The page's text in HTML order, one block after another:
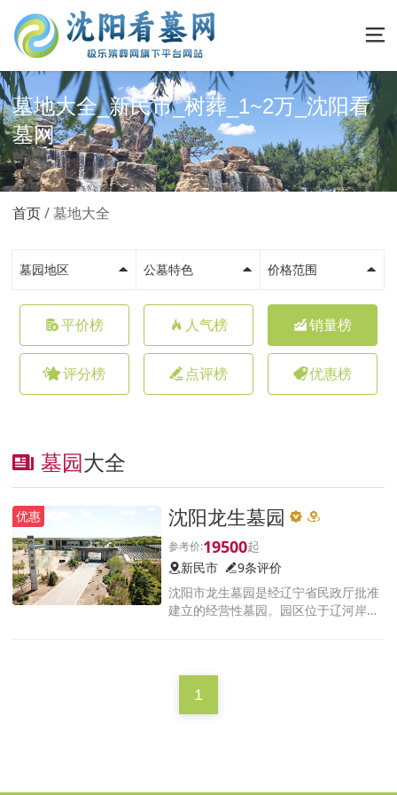
墓地大全_新民市_树葬_1~2万_沈阳看
墓网
首页 墓地大全
墓园地区 公墓特色 价格范围
平价榜 人气榜 销量榜
评分榜 点评榜 优惠榜
墓园大全
优惠 沈阳龙生墓园
19500
新民市
9条评价
沈阳市龙生墓园是经辽宁省民政厅批准
建立的经营性墓园。园区位于辽河岸
1